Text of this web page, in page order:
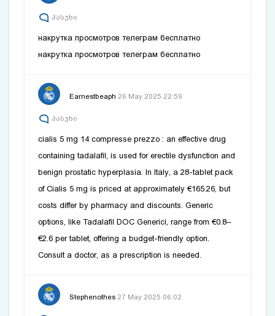
პასუხი
накрутка просмотров телеграм бесплатно
накрутка просмотров телеграм бесплатно
Earnestbeaph 26 May 2025 22:59
პასუხი
cialis 5 mg 14 compresse prezzo : an effective drug
containing tadalafil, is used for erectile dysfunction and
benign prostatic hyperplasia. In Italy, a 28-tablet pack
of Cialis 5 mg is priced at approximately €165.26, but
costs differ by pharmacy and discounts. Generic
options, like Tadalafil DOC Generici, range from €0.8–
€2.6 per tablet, offering a budget-friendly option.
Consult a doctor, as a prescription is needed.
Stephenothes 27 May 2025 06:02